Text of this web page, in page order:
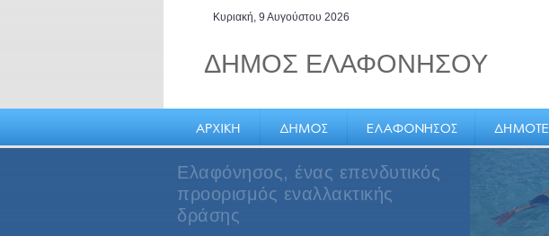
Κυριακή, 9 Αυγούστου 2026
ΔΗΜΟΣ ΕΛΑΦΟΝΗΣΟΥ
Ελαφόνησος, ένας επενδυτικός
προορισμός εναλλακτικής
δράσης